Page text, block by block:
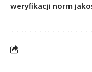
weryfikacji norm